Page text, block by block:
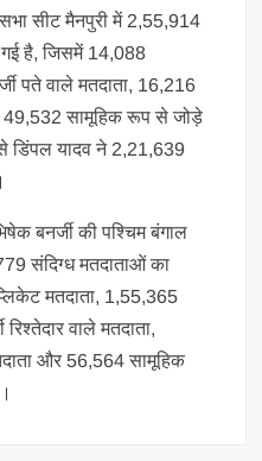
सीट मैनपुरी में 2,55,914
गई है, जिसमें 14,088
पते वाले मतदाता, 16,216
49,532 सामूहिक रूप से जोड़े
डिंपल यादव ने 2,21,639
बनर्जी की पश्चिम बंगाल
संदिग्ध मतदाताओं का
मतदाता, 1,55,365
वाले मतदाता,
और 56,564 सामूहिक